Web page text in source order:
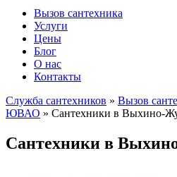
Вызов сантехника
Услуги
Цены
Блог
О нас
Контакты
Служба сантехников » Вызов
ЮВАО » Cантехники в Выхино-
Cантехники в